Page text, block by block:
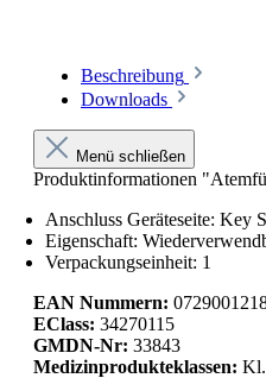
Beschreibung
Downloads
Menü schließen
Produktinformationen
Anschluss Geräteseite: Key
Eigenschaft:
Verpackungseinheit: 1
EAN Nummern:
EClass: 34270115
GMDN-Nr: 33843
Medizinprodukteklassen: Kl.